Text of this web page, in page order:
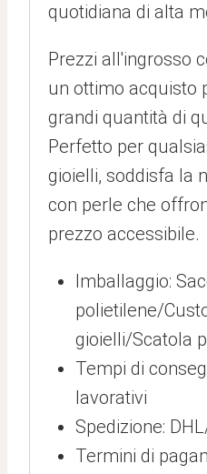
quotidiana di alta
Prezzi all'ingrosso
un ottimo acquisto
grandi quantità di
Perfetto per
gioielli, soddisfa la
con perle che
prezzo accessibile.
Imballaggio:
polietilene/
gioielli/Scatola
Tempi di
lavorativi
Spedizione:
Termini di